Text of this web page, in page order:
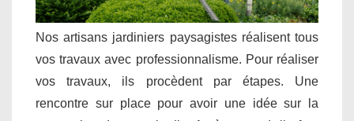
Nos artisans jardiniers paysagistes réalisent tous
vos travaux avec professionnalisme. Pour réaliser
vos travaux, ils procèdent par étapes. Une
rencontre sur place pour avoir une idée sur la